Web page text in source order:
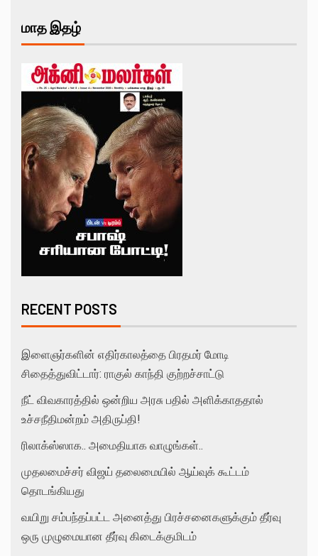
மாத இதழ்
RECENT POSTS
இளைஞர்களின் எதிர்காலத்தை பிரதமர் மோடி
சிதைத்துவிட்டார்: ராகுல் காந்தி குற்றச்சாட்டு
நீட் விவகாரத்தில் ஒன்றிய அரசு பதில் அளிக்காததால்
உச்சநீதிமன்றம் அதிருப்தி!
ரிலாக்ஸ்ஸாக.. அமைதியாக வாழுங்கள்..
முதலமைச்சர் விஜய் தலைமையில் ஆய்வுக் கூட்டம்
தொடங்கியது
வயிறு சம்பந்தப்பட்ட அனைத்து பிரச்சனைகளுக்கும் தீர்வு
ஒரு முழுமையான தீர்வு கிடைக்குமிடம்